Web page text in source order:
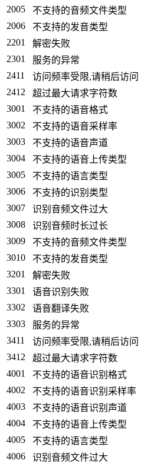
2005
不支持的音频文件类型
2006
不支持的发音类型
2201
解密失败
2301
服务的异常
2411
访问频率受限,请稍后访问
2412
超过最大请求字符数
3001
不支持的语音格式
3002
不支持的语音采样率
3003
不支持的语音声道
3004
不支持的语音上传类型
3005
不支持的语言类型
3006
不支持的识别类型
3007
识别音频文件过大
3008
识别音频时长过长
3009
不支持的音频文件类型
3010
不支持的发音类型
3201
解密失败
3301
语音识别失败
3302
语音翻译失败
3303
服务的异常
3411
访问频率受限,请稍后访问
3412
超过最大请求字符数
4001
不支持的语音识别格式
4002
不支持的语音识别采样率
4003
不支持的语音识别声道
4004
不支持的语音上传类型
4005
不支持的语言类型
4006
识别音频文件过大